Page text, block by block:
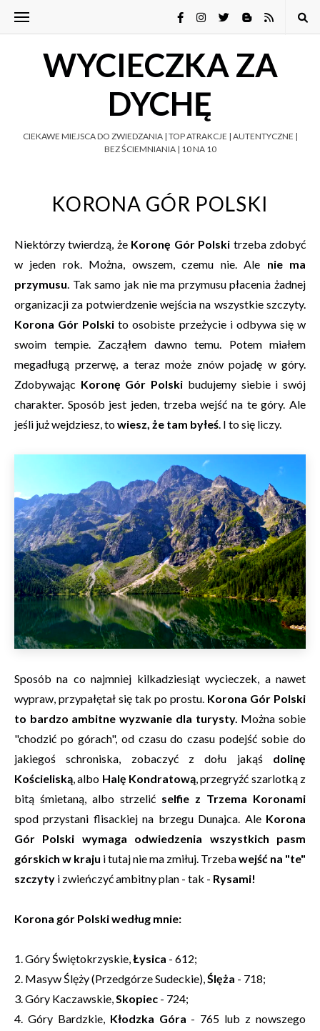
WYCIECZKA ZA
DYCHĘ
CIEKAWE MIEJSCA DO ZWIEDZANIA | TOP ATRAKCJE | AUTENTYCZNE |
BEZ ŚCIEMNIANIA | 10 NA 10
KORONA GÓR POLSKI
Niektórzy twierdzą, że Koronę Gór Polski trzeba zdobyć
w jeden rok. Można, owszem, czemu nie. Ale nie ma
przymusu. Tak samo jak nie ma przymusu płacenia żadnej
organizacji za potwierdzenie wejścia na wszystkie szczyty.
Korona Gór Polski to osobiste przeżycie i odbywa się w
swoim tempie. Zacząłem dawno temu. Potem miałem
megadługą przerwę, a teraz może znów pojadę w góry.
Zdobywając Koronę Gór Polski budujemy siebie i swój
charakter. Sposób jest jeden, trzeba wejść na te góry. Ale
jeśli już wejdziesz, towiesz, że tam byłeś. I to się liczy.
Sposób na co najmniej kilkadziesiąt wycieczek, a nawet
wypraw, przypałętał się tak po prostu. Korona Gór Polski
to bardzo ambitne wyzwanie dla turysty. Można sobie
"chodzić po górach", od czasu do czasu podejść sobie do
jakiegoś schroniska, zobaczyć z dołu jakąś dolinę
Kościeliską, albo Halę Kondratową, przegryźć szarlotką z
bitą śmietaną, albo strzelić selfie z Trzema Koronami
spod przystani flisackiej na brzegu Dunajca. Ale Korona
Gór Polski wymaga odwiedzenia wszystkich pasm
górskich w kraju i tutaj nie ma zmiłuj. Trzebawejść na "te"
szczyty i zwieńczyć ambitny plan - tak - Rysami!
Korona gór Polski według mnie:
1. Góry Świętokrzyskie,Łysica - 612;
2. Masyw Ślęży (Przedgórze Sudeckie),Ślęża - 718;
3. Góry Kaczawskie,Skopiec - 724;
4. Góry Bardzkie, Kłodzka Góra - 765 lub z nowszego